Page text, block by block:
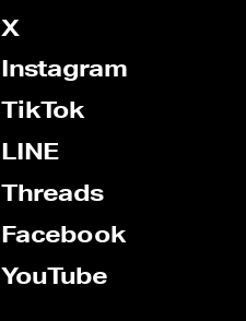
X
Instagram
TikTok
LINE
Threads
Facebook
YouTube